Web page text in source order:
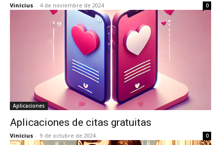
Vinícius - 4 de noviembre de 2024 0
Aplicaciones
Aplicaciones de citas gratuitas
Vinícius - 9 de octubre de 2024 0